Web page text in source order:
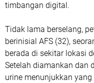
timbangan digital.
Tidak lama berselang,
berinisial AFS (32),
berada di sekitar lokasi
Setelah diamankan dan
urine menunjukkan